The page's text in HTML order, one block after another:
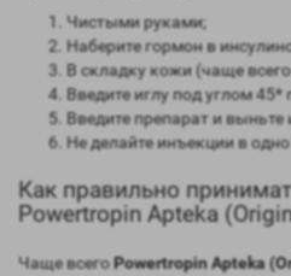
Чистыми руками;
Наберите гормон в
В складку кожи (чаще
Введите иглу под углом 45*
Введите препарат и выньте
Не делайте инъекции в
Как правильно
Powertropin Apteka
Чаще всегоPowertropin Apteka